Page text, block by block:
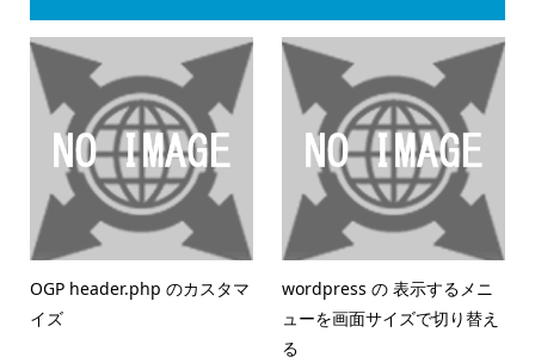
OGP header.php のカスタマ
イズ
wordpress の 表示するメニ
ューを画面サイズで切り替え
る